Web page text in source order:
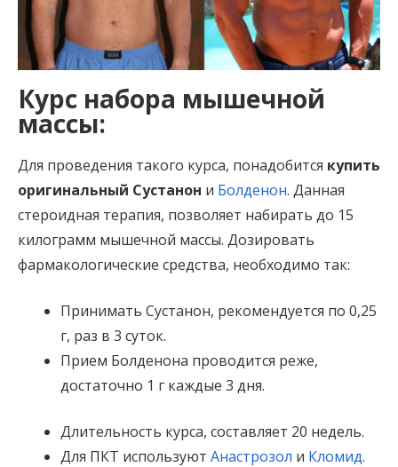
Курс набора мышечной
массы:
Для проведения такого курса, понадобится купить
оригинальный Сустанон и Болденон. Данная
стероидная терапия, позволяет набирать до 15
килограмм мышечной массы. Дозировать
фармакологические средства, необходимо так:
Принимать Сустанон, рекомендуется по 0,25
г, раз в 3 суток.
Прием Болденона проводится реже,
достаточно 1 г каждые 3 дня.
Длительность курса, составляет 20 недель.
Для ПКТ используют Анастрозол и Кломид.